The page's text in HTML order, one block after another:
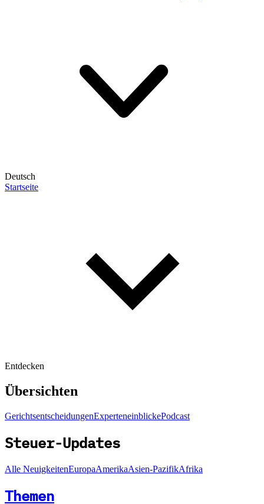
Deutsch
Startseite
Entdecken
Übersichten
GerichtsentscheidungenExperteneinblickePodcast
Steuer-Updates
Alle NeuigkeitenEuropaAmerikaAsien-PazifikAfrika
Themen